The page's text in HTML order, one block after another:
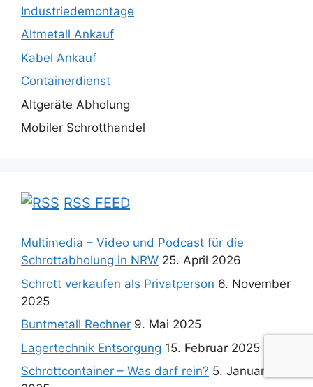
Industriedemontage
Altmetall Ankauf
Kabel Ankauf
Containerdienst
Altgeräte Abholung
Mobiler Schrotthandel
RSS FEED
Multimedia – Video und Podcast für die
Schrottabholung in NRW 25. April 2026
Schrott verkaufen als Privatperson 6. November
2025
Buntmetall Rechner 9. Mai 2025
Lagertechnik Entsorgung 15. Februar 2025
Schrottcontainer – Was darf rein? 5. Januar